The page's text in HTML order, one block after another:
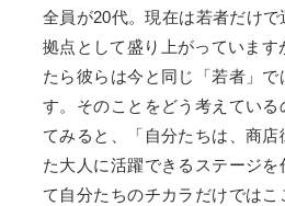
全員が20代。現在は若者だけ
拠点として盛り上がっています
たら彼らは今と同じ「若者」で
す。そのことをどう考えてい
てみると、「自分たちは、商店
た大人に活躍できるステージ
て自分たちのチカラだけではこ